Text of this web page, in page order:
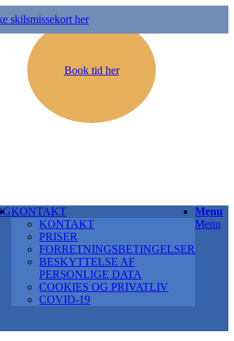
skilsmissekort her
Book tid her
KONTAKT
KONTAKT
PRISER
FORRETNINGSBETINGELSER
BESKYTTELSE AF
PERSONLIGE DATA
COOKIES OG PRIVATLIV
COVID-19
Menu
Menu